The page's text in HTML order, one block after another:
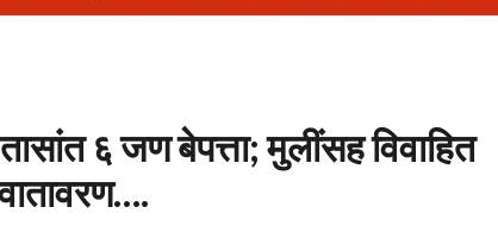
६ जण बेपत्ता; मुलींसह विवाहित